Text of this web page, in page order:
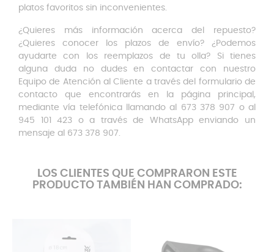
platos favoritos sin inconvenientes.
¿Quieres más información acerca del repuesto?
¿Quieres conocer los plazos de envío? ¿Podemos
ayudarte con los reemplazos de tu olla? Si tienes
alguna duda no dudes en contactar con nuestro
Equipo de Atención al Cliente a través del formulario de
contacto que encontrarás en la página principal,
mediante vía telefónica llamando al 673 378 907 o al
945 101 423 o a través de WhatsApp enviando un
mensaje al 673 378 907.
LOS CLIENTES QUE COMPRARON ESTE
PRODUCTO TAMBIÉN HAN COMPRADO: